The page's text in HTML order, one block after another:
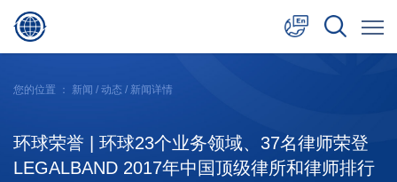
日本語
您的位置 ： 新闻 / 动态 / 新闻详情
环球荣誉 | 环球23个业务领域、37名律师荣登
LEGALBAND 2017年中国顶级律所和律师排行